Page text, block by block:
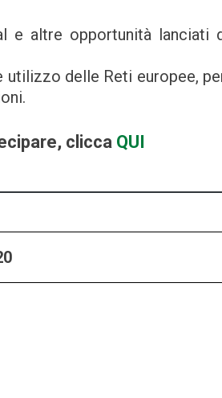
e altre opportunità lanciati
utilizzo delle Reti europee,
clicca QUI